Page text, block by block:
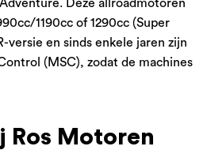
Deze allroadmotoren
1190cc of 1290cc (Super
versie en sinds enkele jaren zijn
(MSC), zodat de machines
Ros Motoren